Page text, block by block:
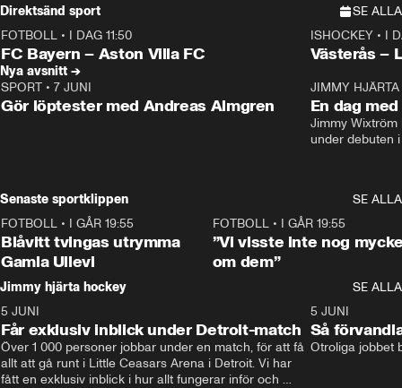
Direktsänd sport
SE ALLA
Plus
FOTBOLL • I DAG 11:50
FC Bayern – Aston Villa FC
Plus
ISHOCKEY• I
Västerås –
Nya avsnitt →
SPORT • 7 JUNI
Gör löptester med Andreas Almgren
JIMMY
En dag
Jimmy
under debuten
Senaste sportklippen
SE ALLA
FOTBOLL • I GÅR 19:55
Blåvitt tvingas utrymma
Gamla Ullevi
FOTBOLL• I GÅR 19:55
”Vi visste inte nog
om dem”
Jimmy hjärta hockey
SE ALLA
5 JUNI
Får exklusiv inblick under Detroit-match
Över 1 000 personer jobbar under en match, för att få
allt att gå runt i Little Ceasars Arena i Detroit. Vi har
fått en exklusiv inblick i hur allt fungerar inför och
5 JUNI
Så
Otroliga jobbet